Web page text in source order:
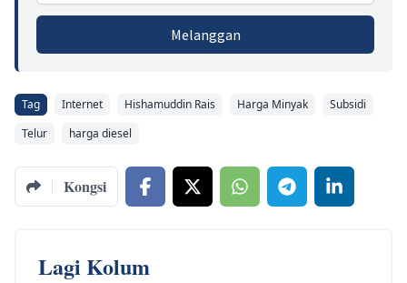
Melanggan
Tag Internet Hishamuddin Rais Harga Minyak
Subsidi
Telur
harga diesel
Kongsi
Lagi Kolum